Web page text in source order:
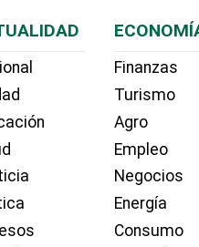
Finanzas
Turismo
Agro
Empleo
Negocios
Energía
Consumo